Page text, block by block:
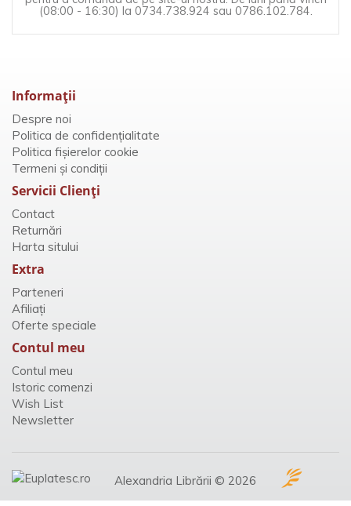
(08:00 - 16:30) la 0734.738.924 sau 0786.102.784.
Informaţii
Despre noi
Politica de confidențialitate
Politica fișierelor cookie
Termeni și condiții
Servicii Clienţi
Contact
Returnări
Harta sitului
Extra
Parteneri
Afiliaţi
Oferte speciale
Contul meu
Contul meu
Istoric comenzi
Wish List
Newsletter
Alexandria Librării © 2026